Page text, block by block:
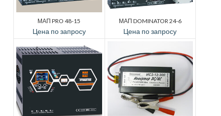
МАП PRO 48-15
Цена по запросу
МАП DOMINATOR 24-6
Цена по запросу